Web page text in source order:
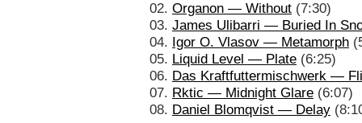
02. Organon — Without (7:30)
03. James Ulibarri — Buried In
04. Igor O. Vlasov — Metamorph
05. Liquid Level — Plate (6:25)
06. Das Kraftfuttermischwerk —
07. Rktic — Midnight Glare (6:07)
08. Daniel Blomqvist — Delay